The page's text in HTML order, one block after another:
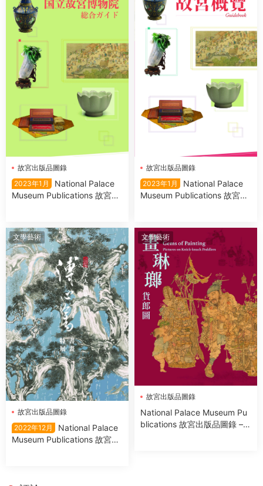
故宮出版品圖錄
2023年1月
National Palace
Museum Publications 故宮出
故宮出版品圖錄
2023年1月
National Palace
Museum Publications 故宮出
文學藝術
故宮出版品圖錄
2022年12月
National Palace
Museum Publications 故宮出
文學藝術
故宮出版品圖錄
National Palace Museum Pu
blications 故宮出版品圖錄 –